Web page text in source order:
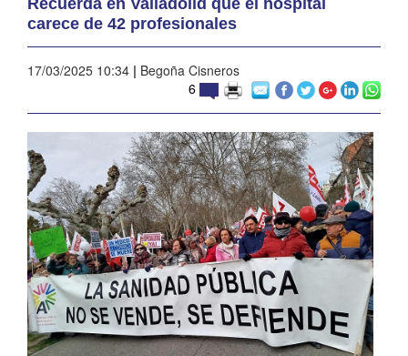
Recuerda en Valladolid que el hospital
carece de 42 profesionales
17/03/2025 10:34 | Begoña Cisneros
6